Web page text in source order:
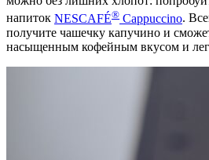
напиток NESCAFÉ® Cappuccino.
получите чашечку капучино и
насыщенным кофейным вкусом и